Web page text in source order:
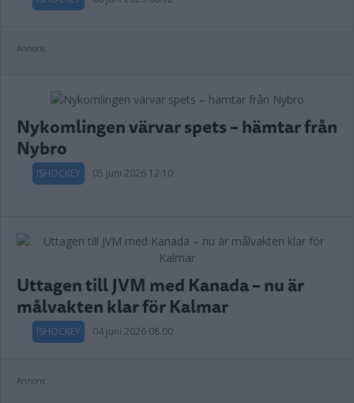
Annons:
Nykomlingen värvar spets – hämtar från
Nybro
ISHOCKEY 05 juni 2026 12.10
Uttagen till JVM med Kanada – nu är
målvakten klar för Kalmar
ISHOCKEY 04 juni 2026 08.00
Annons: